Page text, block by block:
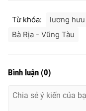
thông tin từ website này.
Từ khóa: lương hưu
Bà Rịa - Vũng Tàu
Bình luận (0)